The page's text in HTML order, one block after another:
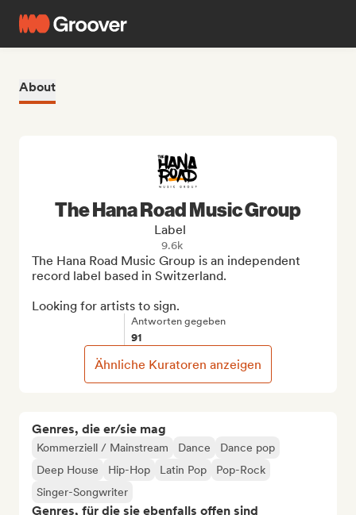
About
Genres, die er/sie mag
Kommerziell / Mainstream Dance
Dance pop
Deep House
Hip-Hop Latin Pop
Pop-Rock
Singer-Songwriter
Genres, für die sie ebenfalls offen sind
The Hana Road Music Group
Label
9.6k
The Hana Road Music Group is an independent
record label based in Switzerland.
Looking for artists to sign.
Antworten gegeben
91
Ähnliche Kuratoren anzeigen